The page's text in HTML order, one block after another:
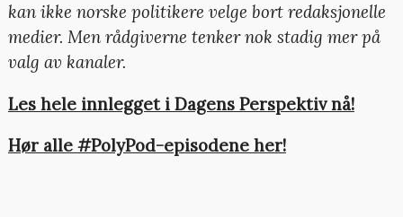
kan ikke norske politikere velge bort redaksjonelle
medier. Men rådgiverne tenker nok stadig mer på
valg av kanaler.
Les hele innlegget i Dagens Perspektiv nå!
Hør alle #PolyPod-episodene her!